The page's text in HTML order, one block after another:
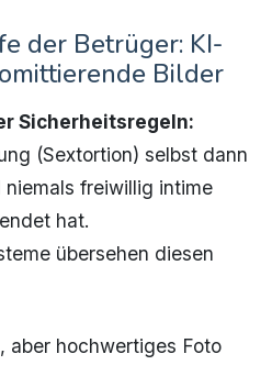
der Betrüger: KI-
Bilder
Sicherheitsregeln:
(Sextortion) selbst dann
freiwillig intime
hat.
übersehen diesen
aber hochwertiges Foto